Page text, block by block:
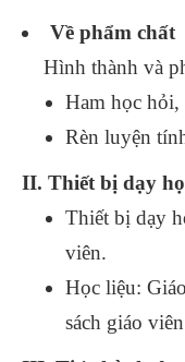
Về phẩm chất
Hình thành và
Ham học hỏi,
Rèn luyện
II. Thiết bị dạy
Thiết bị dạy
viên.
Học liệu:
sách giáo